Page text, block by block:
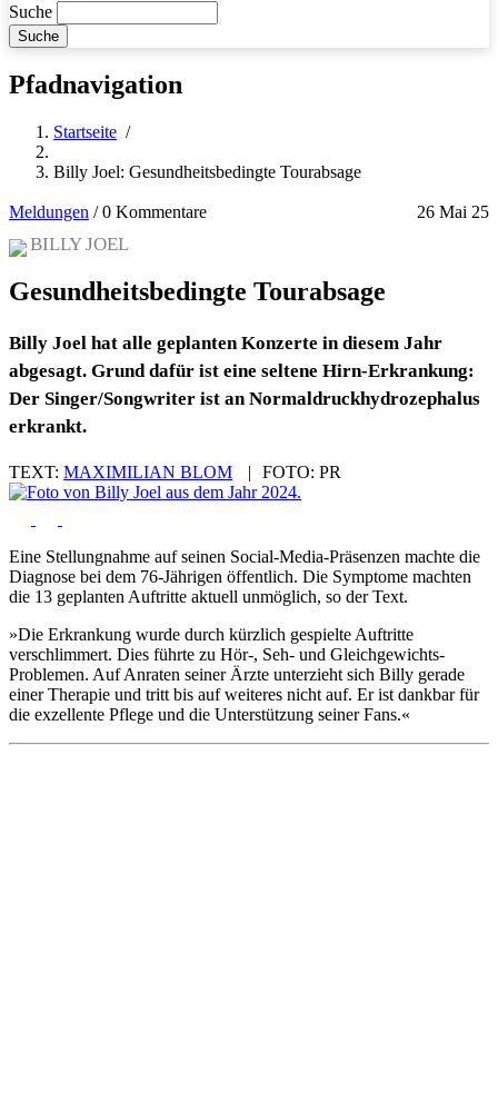
Suche
Pfadnavigation
Startseite /
Billy Joel: Gesundheitsbedingte Tourabsage
Meldungen 26 Mai 25
/0 Kommentare
BILLY JOEL
Gesundheitsbedingte Tourabsage
Billy Joel hat alle geplanten Konzerte in diesem Jahr
abgesagt. Grund dafür ist eine seltene Hirn-Erkrankung:
Der Singer/Songwriter ist an Normaldruckhydrozephalus
erkrankt.
TEXT: MAXIMILIAN BLOM | FOTO: PR
Eine Stellungnahme auf seinen Social-Media-Präsenzen machte die
Diagnose bei dem 76-Jährigen öffentlich. Die Symptome machten
die 13 geplanten Auftritte aktuell unmöglich, so der Text.
»Die Erkrankung wurde durch kürzlich gespielte Auftritte
verschlimmert. Dies führte zu Hör-, Seh- und Gleichgewichts-
Problemen. Auf Anraten seiner Ärzte unterzieht sich Billy gerade
einer Therapie und tritt bis auf weiteres nicht auf. Er ist dankbar für
die exzellente Pflege und die Unterstützung seiner Fans.«